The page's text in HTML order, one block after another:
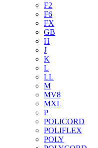
F2
F6
FX
GB
H
J
K
L
LL
M
MV8
MXL
P
POLICORD
POLIFLEX
POLY